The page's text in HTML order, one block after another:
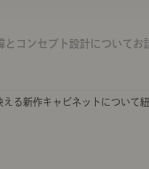
コンセプト設計についてお
る新作キャビネットについて紐